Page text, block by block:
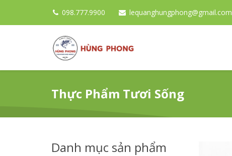
098.777.9900 lequanghungphong@gmail.com
Thực Phẩm Tươi Sống
Danh mục sản phẩm